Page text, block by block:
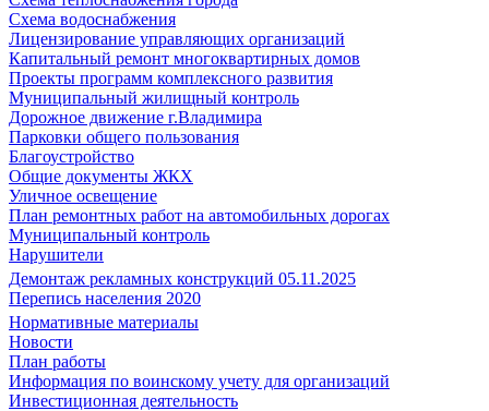
Схема водоснабжения
Лицензирование управляющих организаций
Капитальный ремонт многоквартирных домов
Проекты программ комплексного развития
Муниципальный жилищный контроль
Дорожное движение г.Владимира
Парковки общего пользования
Благоустройство
Общие документы ЖКХ
Уличное освещение
План ремонтных работ на автомобильных дорогах
Муниципальный контроль
Нарушители
Демонтаж рекламных конструкций 05.11.2025
Перепись населения 2020
Нормативные материалы
Новости
План работы
Информация по воинскому учету для организаций
Инвестиционная деятельность